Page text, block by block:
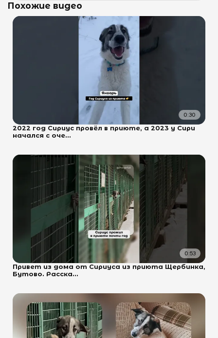
Похожие видео
0:30
2022 год Сириус провёл в приюте, а 2023 у Сири
начался с оче...
0:53
Привет из дома от Сириуса из приюта Щербинка,
Бутово. Расска...